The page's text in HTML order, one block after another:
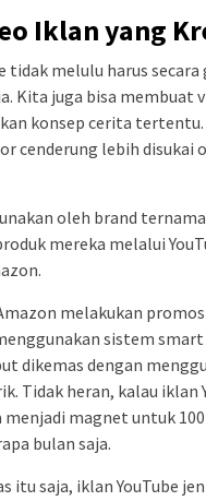
Iklan yang
tidak melulu harus
Kita juga bisa membuat
konsep cerita tertentu.
cenderung lebih disukai
oleh brand
mereka melalui
melakukan
sistem smart
dikemas dengan
Tidak heran, kalau iklan
menjadi magnet untuk
bulan saja.
itu saja, iklan YouTube